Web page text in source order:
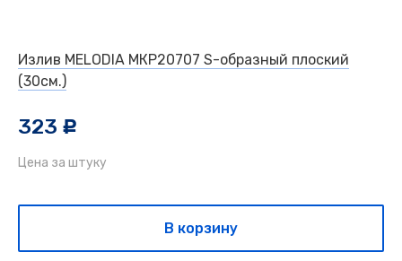
Излив MELODIA МКР20707 S-образный плоский
(30см.)
323 c
Цена за штуку
В корзину